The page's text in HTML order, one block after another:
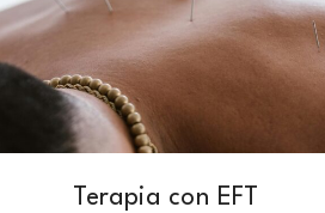
Terapia con EFT